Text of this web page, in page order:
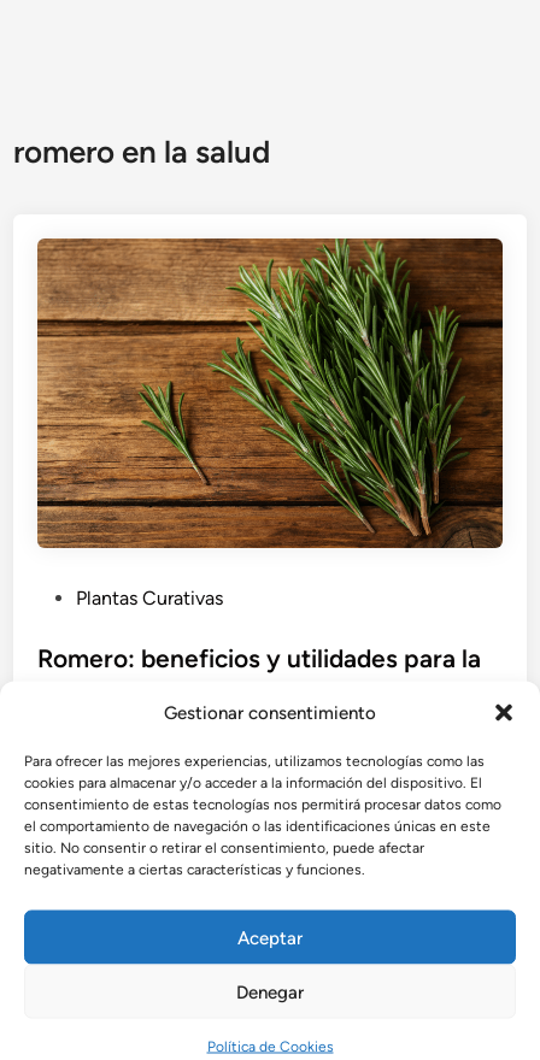
Gestionar consentimiento
Para ofrecer las mejores experiencias, utilizamos tecnologías como las
cookies para almacenar y/o acceder a la información del dispositivo. El
consentimiento de estas tecnologías nos permitirá procesar datos como
el comportamiento de navegación o las identificaciones únicas en este
sitio. No consentir o retirar el consentimiento, puede afectar
negativamente a ciertas características y funciones.
Aceptar
Denegar
Política de Cookies
romero en la salud
b
a
d
o
e
n
Plantas Curativas
Romero: beneficios y utilidades para la
múltiples beneficios para la salud, la belleza y el
hogar. Descubre cómo aprovechar sus propiedades
medicinales, culinarias y cosméticas para mejorar tu
bienestar de forma natural.
porAdmin • agosto 9, 2025